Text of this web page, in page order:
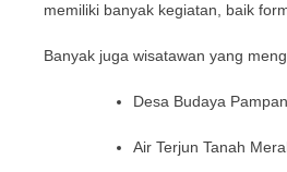
memiliki banyak kegiatan, baik
Banyak juga wisatawan yang
Desa Budaya
Air Terjun Tanah